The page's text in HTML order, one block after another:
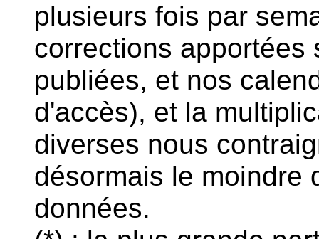
plusieurs fois par
corrections apportées
publiées, et nos
d'accès), et la
diverses nous
désormais le
données.